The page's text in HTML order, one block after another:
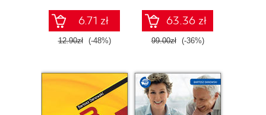
6.71 zł
12.90zł (-48%)
63.36 zł
99.00zł (-36%)